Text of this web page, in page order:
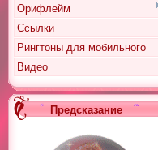
Орифлейм
Ссылки
Рингтоны для мобильного
Видео
Предсказание